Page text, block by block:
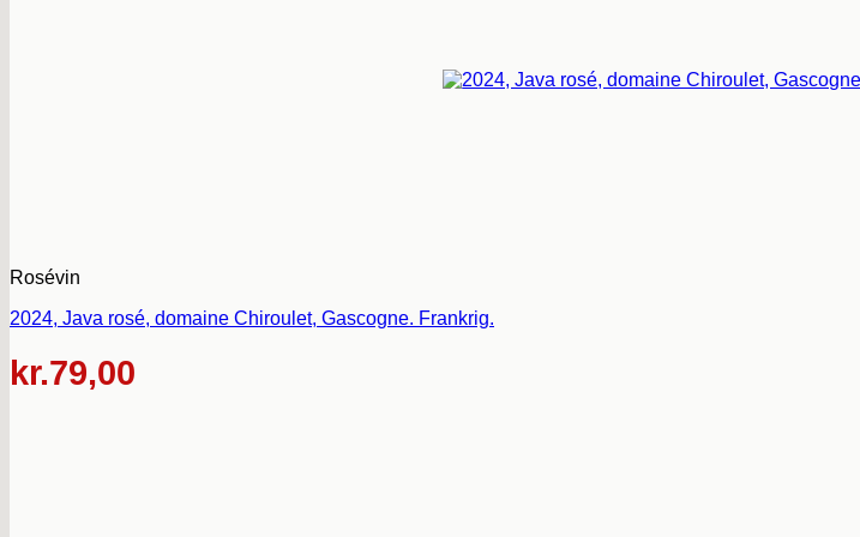
Rosévin
2024, Java rosé, domaine Chiroulet, Gascogne. Frankrig.
kr.79,00